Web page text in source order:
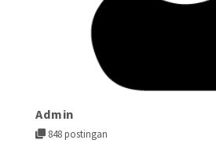
Admin
848 postingan